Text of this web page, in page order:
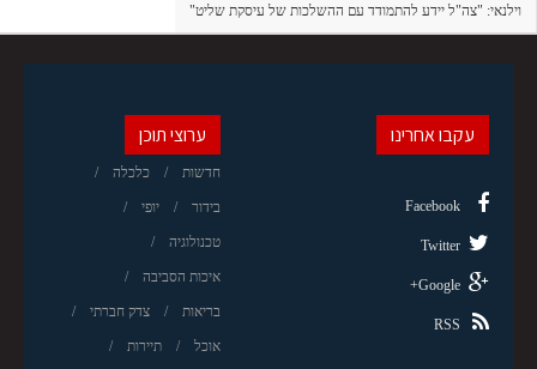
וילנאי: "צה"ל יידע להתמודד עם ההשלכות של עיסקת שליט"
ערוצי תוכן
חדשות כלכלה
בידור יופי
טכנולוגיה
איכות הסביבה
בריאות צדק חברתי
אוכל תיירות
עקבו אחרינו
Facebook
Twitter
Google+
RSS